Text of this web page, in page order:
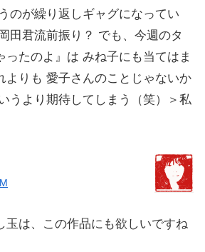
のが繰り返しギャグになってい
田君流前振り？ でも、今週のタ
ったのよ』は みね子にも当てはま
よりも 愛子さんのことじゃないか
うより期待してしまう（笑）＞私
玉は、この作品にも欲しいですね